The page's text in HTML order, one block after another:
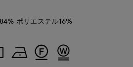
ポリエステル16%